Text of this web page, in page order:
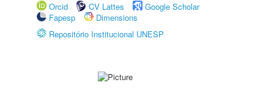
Orcid
CV Lattes
Google Scholar
Fapesp
Dimensions
Repositório Institucional UNESP